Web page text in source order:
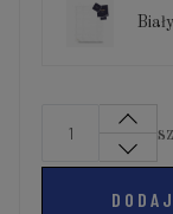
Biały